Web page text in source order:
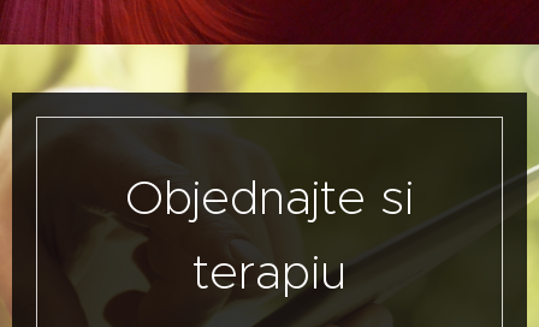
Objednajte si
terapiu